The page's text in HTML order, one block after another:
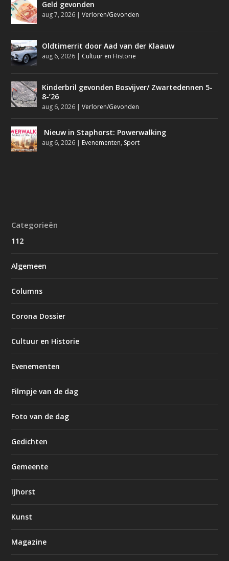
Geld gevonden
aug 7, 2026 |Verloren/Gevonden
Oldtimerrit door Aad van der Klaauw
aug 6, 2026 | Cultuur en Historie
Kinderbril gevonden Bosvijver/ Zwartedennen 5-
8-’26
aug 6, 2026 |Verloren/Gevonden
Nieuw in Staphorst: Powerwalking
aug 6, 2026 | Evenementen, Sport
Categorieën
112
Algemeen
Columns
Corona Dossier
Cultuur en Historie
Evenementen
Filmpje van de dag
Foto van de dag
Gedichten
Gemeente
IJhorst
Kunst
Magazine